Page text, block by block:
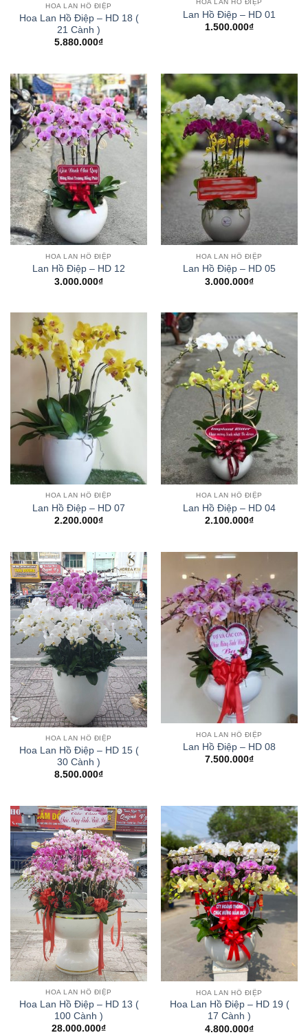
HOA LAN HỒ ĐIỆP
Hoa Lan Hồ Điệp – HD 18 (
21 Cành )
5.880.000₫
HOA LAN HỒ ĐIỆP
Lan Hồ Điệp – HD 01
1.500.000₫
HOA LAN HỒ ĐIỆP
Lan Hồ Điệp – HD 12
3.000.000₫
HOA LAN HỒ ĐIỆP
Lan Hồ Điệp – HD 05
3.000.000₫
HOA LAN HỒ ĐIỆP
Lan Hồ Điệp – HD 07
2.200.000₫
HOA LAN HỒ ĐIỆP
Lan Hồ Điệp – HD 04
2.100.000₫
HOA LAN HỒ ĐIỆP
Hoa Lan Hồ Điệp – HD 15 (
30 Cành )
8.500.000₫
HOA LAN HỒ ĐIỆP
Lan Hồ Điệp – HD 08
7.500.000₫
HOA LAN HỒ ĐIỆP
Hoa Lan Hồ Điệp – HD 13 (
100 Cành )
28.000.000₫
HOA LAN HỒ ĐIỆP
Hoa Lan Hồ Điệp – HD 19 (
17 Cành )
4.800.000₫